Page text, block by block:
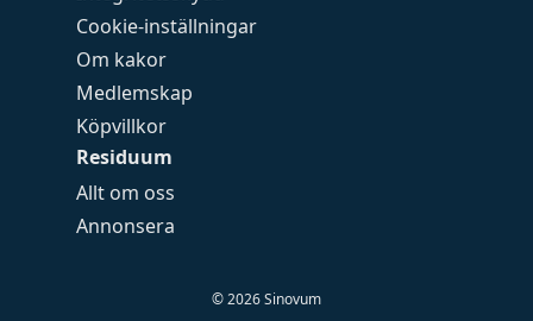
Cookie-inställningar
Om kakor
Medlemskap
Köpvillkor
Residuum
Allt om oss
Annonsera
©2026Sinovum